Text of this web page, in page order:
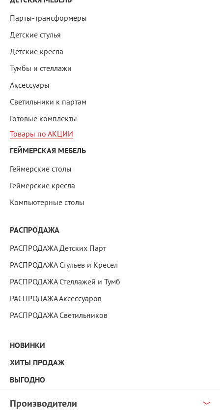
Парты-трансформеры
Детские стулья
Детские кресла
Тумбы и стеллажи
Аксессуары
Светильники к партам
Готовые комплекты
Товары по АКЦИИ
ГЕЙМЕРСКАЯ МЕБЕЛЬ
Геймерские столы
Геймерские кресла
Компьютерные столы
РАСПРОДАЖА
РАСПРОДАЖА Детских Парт
РАСПРОДАЖА Стульев и Кресел
РАСПРОДАЖА Стеллажей и Тумб
РАСПРОДАЖА Аксессуаров
РАСПРОДАЖА Светильников
НОВИНКИ
ХИТЫ ПРОДАЖ
ВЫГОДНО
Производители